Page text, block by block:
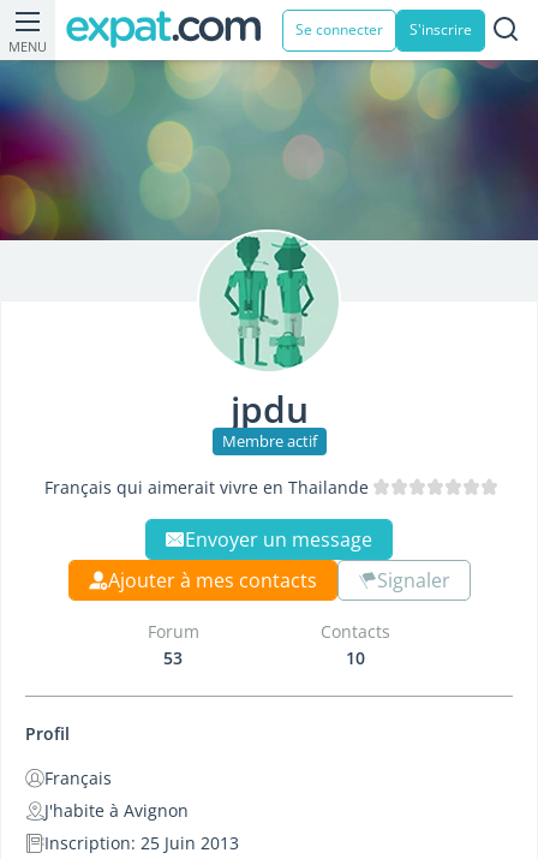
MENU
Se connecter S'inscrire
jpdu
Membre actif
Français qui aimerait vivre en Thailande
Envoyer un message
Ajouter à mes contacts
Signaler
Forum
53
Contacts
10
Profil
Français
J'habite à Avignon
Inscription: 25 Juin 2013